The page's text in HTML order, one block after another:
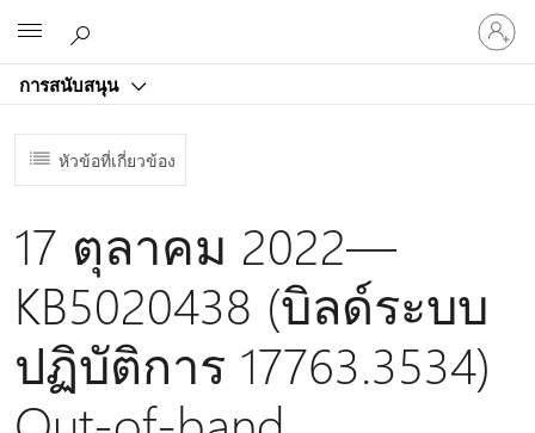
การสนับสนุน
ลงชื่อ
เข้า
บัญชี
หัวข้อที่เกี่ยวข้อง
17 ตุลาคม 2022—
KB5020438 (บิลด์ระบบ
ปฏิบัติการ 17763.3534)